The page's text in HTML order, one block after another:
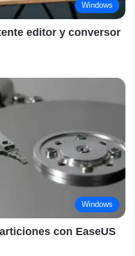
Windows
editor y conversor
Windows
con EaseUS